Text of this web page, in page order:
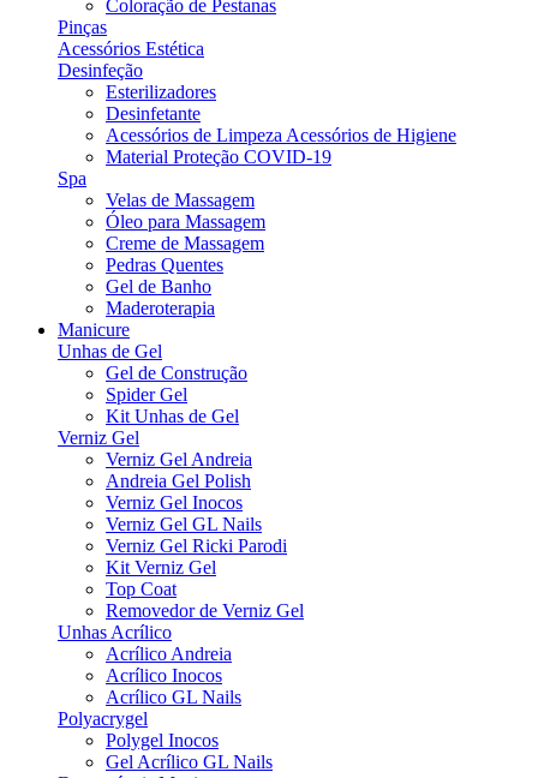
Coloração de Pestanas
Pinças
Acessórios Estética
Desinfeção
Esterilizadores
Desinfetante
Acessórios de Limpeza Acessórios de Higiene
Material Proteção COVID-19
Spa
Velas de Massagem
Óleo para Massagem
Creme de Massagem
Pedras Quentes
Gel de Banho
Maderoterapia
Manicure
Unhas de Gel
Gel de Construção
Spider Gel
Kit Unhas de Gel
Verniz Gel
Verniz Gel Andreia
Andreia Gel Polish
Verniz Gel Inocos
Verniz Gel GL Nails
Verniz Gel Ricki Parodi
Kit Verniz Gel
Top Coat
Removedor de Verniz Gel
Unhas Acrílico
Acrílico Andreia
Acrílico Inocos
Acrílico GL Nails
Polyacrygel
Polygel Inocos
Gel Acrílico GL Nails